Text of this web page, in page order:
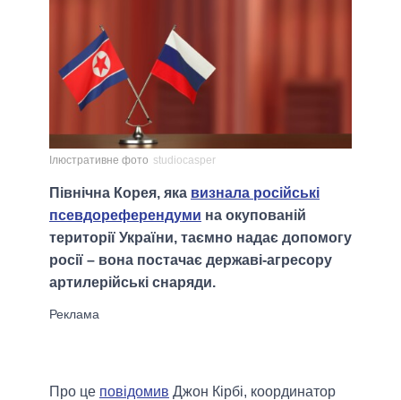
Ілюстративне фото studiocasper
Північна Корея, яка визнала російські
псевдореферендуми на окупованій
території України, таємно надає допомогу
росії – вона постачає державі-агресору
артилерійські снаряди.
Про це повідомив Джон Кірбі, координатор